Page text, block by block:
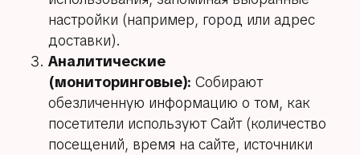
настройки (например, город или адрес
доставки).
Аналитические
(мониторинговые): Собирают
обезличенную информацию о том, как
посетители используют Сайт (количество
посещений, время на сайте, источники